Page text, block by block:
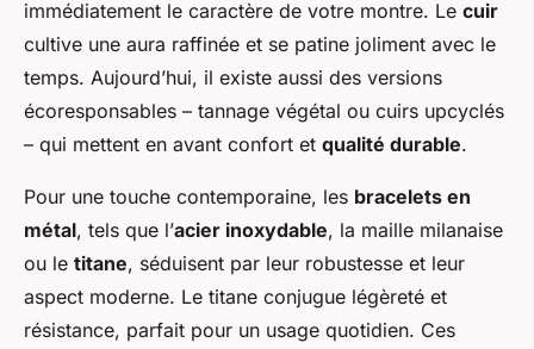
immédiatement le caractère de votre montre. Le cuir
cultive une aura raffinée et se patine joliment avec le
temps. Aujourd’hui, il existe aussi des versions
écoresponsables – tannage végétal ou cuirs upcyclés
– qui mettent en avant confort et qualité durable.
Pour une touche contemporaine, les bracelets en
métal, tels que l’acier inoxydable, la maille milanaise
ou le titane, séduisent par leur robustesse et leur
aspect moderne. Le titane conjugue légèreté et
résistance, parfait pour un usage quotidien. Ces